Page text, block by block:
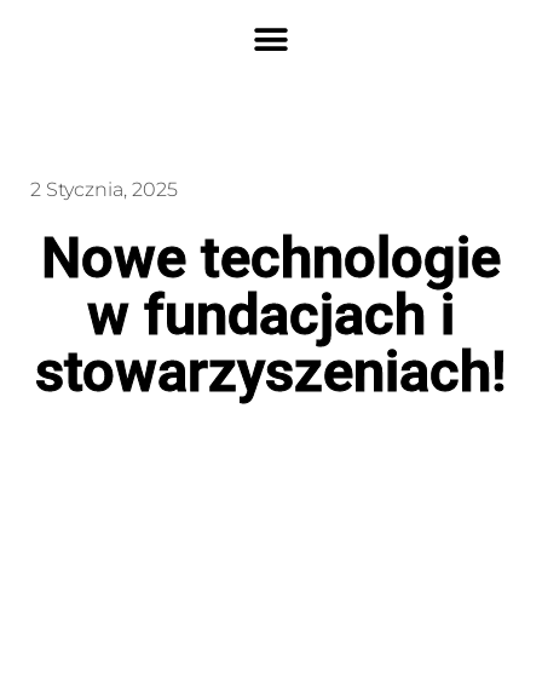
2 Stycznia, 2025
Nowe technologie
w fundacjach i
stowarzyszeniach!